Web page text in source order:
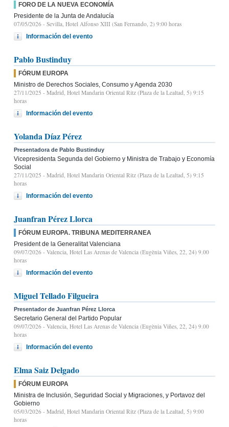
FORO DE LA NUEVA ECONOMÍA
Presidente de la Junta de Andalucía
07/05/2026 - Sevilla, Hotel Alfonso XIII (San Fernando, 2) 9:00 horas
Información del evento
Pablo Bustinduy
FÓRUM EUROPA
Ministro de Derechos Sociales, Consumo y Agenda 2030
27/11/2025 - Madrid, Hotel Mandarin Oriental Ritz (Plaza de la Lealtad, 5) 9:15
horas
Información del evento
Yolanda Díaz Pérez
Presentadora de Pablo Bustinduy
Vicepresidenta Segunda del Gobierno y Ministra de Trabajo y Economía
Social
27/11/2025 - Madrid, Hotel Mandarin Oriental Ritz (Plaza de la Lealtad, 5) 9:15
horas
Información del evento
Juanfran Pérez Llorca
FÓRUM EUROPA. TRIBUNA MEDITERRANEA
President de la Generalitat Valenciana
09/07/2026 - Valencia, Hotel Las Arenas de Valencia (Eugènia Viñes, 22, 24) 9.00
horas
Información del evento
Miguel Tellado Filgueira
Presentador de Juanfran Pérez Llorca
Secretario General del Partido Popular
09/07/2026 - Valencia, Hotel Las Arenas de Valencia (Eugènia Viñes, 22, 24) 9.00
horas
Información del evento
Elma Saiz Delgado
FÓRUM EUROPA
Ministra de Inclusión, Seguridad Social y Migraciones, y Portavoz del
Gobierno
05/03/2026 - Madrid, Hotel Mandarin Oriental Ritz (Plaza de la Lealtad, 5) 9:00
horas